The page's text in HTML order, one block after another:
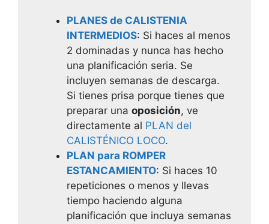
PLANES de CALISTENIA
INTERMEDIOS: Si haces al menos
2 dominadas y nunca has hecho
una planificación seria. Se
incluyen semanas de descarga.
Si tienes prisa porque tienes que
preparar una oposición, ve
directamente al PLAN del
CALISTÉNICO LOCO.
PLAN para ROMPER
ESTANCAMIENTO: Si haces 10
repeticiones o menos y llevas
tiempo haciendo alguna
planificación que incluya semanas